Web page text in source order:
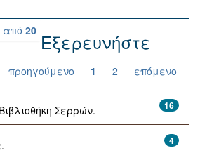
από 20
προηγούμενο 1 2 επόμενο
Εξερευνήστε
16
Σερρών.
4